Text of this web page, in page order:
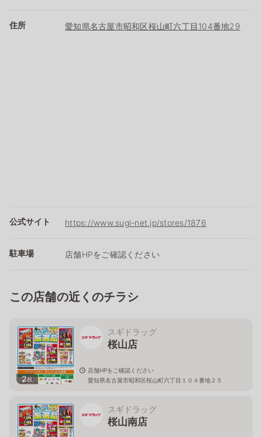
住所 愛知県名古屋市昭和区桜山町六丁目104番地29
公式サイト https://www.sugi-net.jp/stores/1876
駐車場 店舗HPをご確認ください
この店舗の近くのチラシ
2枚
スギドラッグ
桜山店
店舗HPをご確認ください
愛知県名古屋市昭和区桜山町六丁目１０４番地２５
スギドラッグ
桜山南店